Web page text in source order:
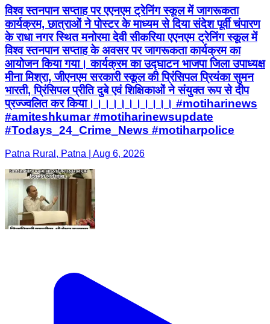
विश्व स्तनपान सप्ताह पर एएनएम ट्रेनिंग स्कूल में जागरूकता
कार्यक्रम, छात्राओं ने पोस्टर के माध्यम से दिया संदेश पूर्वी चंपारण
के राधा नगर स्थित मनोरमा देवी सीकरिया एएनएम ट्रेनिंग स्कूल में
विश्व स्तनपान सप्ताह के अवसर पर जागरूकता कार्यक्रम का
आयोजन किया गया। कार्यक्रम का उद्घाटन भाजपा जिला उपाध्यक्ष
मीना मिश्रा, जीएनएम सरकारी स्कूल की प्रिंसिपल प्रियंका सुमन
भारती, प्रिंसिपल प्रीति दुबे एवं शिक्षिकाओं ने संयुक्त रूप से दीप
प्रज्ज्वलित कर किया।।।।।।।।।।। #motiharinews
#amiteshkumar #motiharinewsupdate
#Todays_24_Crime_News #motiharpolice
Patna Rural, Patna | Aug 6, 2026